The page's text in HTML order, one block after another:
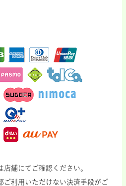
舗にてご確認ください。
利用いただけない決済手段がご